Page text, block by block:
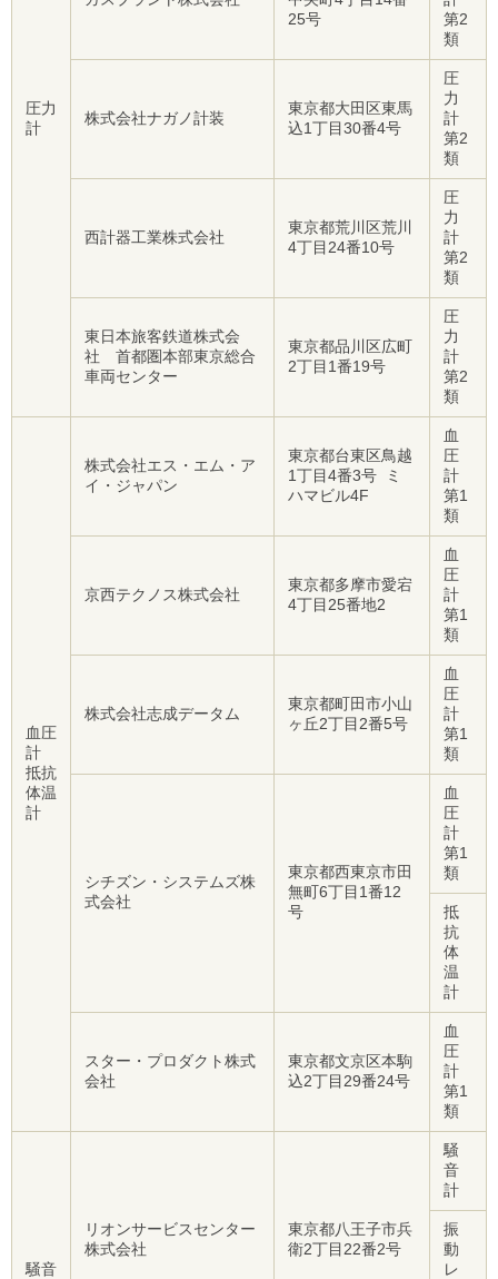
圧力
計
25号
第2
類
株式会社ナガノ計装
東京都大田区東馬
込1丁目30番4号
圧
力
計
第2
類
西計器工業株式会社
東京都荒川区荒川
4丁目24番10号
圧
力
計
第2
類
東日本旅客鉄道株式会
社 首都圏本部東京総合
車両センター
東京都品川区広町
2丁目1番19号
圧
力
計
第2
類
血圧
計
抵抗
体温
計
株式会社エス・エム・ア
イ・ジャパン
東京都台東区鳥越
1丁目4番3号 ミ
ハマビル4F
血
圧
計
第1
類
京西テクノス株式会社
東京都多摩市愛宕
4丁目25番地2
血
圧
計
第1
類
株式会社志成データム
東京都町田市小山
ヶ丘2丁目2番5号
血
圧
計
第1
類
シチズン・システムズ株
式会社
東京都西東京市田
無町6丁目1番12
号
血
圧
計
第1
類
抵
抗
体
温
計
スター・プロダクト株式
会社
東京都文京区本駒
込2丁目29番24号
血
圧
計
第1
類
騒音
リオンサービスセンター
株式会社
東京都八王子市兵
衛2丁目22番2号
騒
音
計
振
動
レ